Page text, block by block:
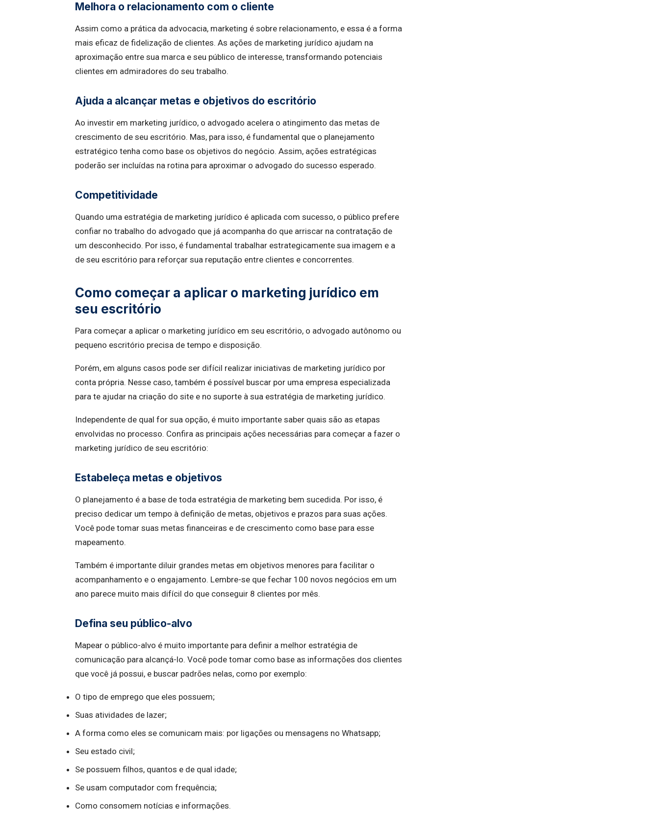
Melhora o relacionamento com o cliente
Assim como a prática da advocacia, marketing é sobre relacionamento, e essa é a forma
mais eficaz de fidelização de clientes. As ações de marketing jurídico ajudam na
aproximação entre sua marca e seu público de interesse, transformando potenciais
clientes em admiradores do seu trabalho.
Ajuda a alcançar metas e objetivos do escritório
Ao investir em marketing jurídico, o advogado acelera o atingimento das metas de
crescimento de seu escritório. Mas, para isso, é fundamental que o planejamento
estratégico tenha como base os objetivos do negócio. Assim, ações estratégicas
poderão ser incluídas na rotina para aproximar o advogado do sucesso esperado.
Competitividade
Quando uma estratégia de marketing jurídico é aplicada com sucesso, o público prefere
confiar no trabalho do advogado que já acompanha do que arriscar na contratação de
um desconhecido. Por isso, é fundamental trabalhar estrategicamente sua imagem e a
de seu escritório para reforçar sua reputação entre clientes e concorrentes.
Como começar a aplicar o marketing jurídico em
seu escritório
Para começar a aplicar o marketing jurídico em seu escritório, o advogado autônomo ou
pequeno escritório precisa de tempo e disposição.
Porém, em alguns casos pode ser difícil realizar iniciativas de marketing jurídico por
conta própria. Nesse caso, também é possível buscar por uma empresa especializada
para te ajudar na criação do site e no suporte à sua estratégia de marketing jurídico.
Independente de qual for sua opção, é muito importante saber quais são as etapas
envolvidas no processo. Confira as principais ações necessárias para começar a fazer o
marketing jurídico de seu escritório:
Estabeleça metas e objetivos
O planejamento é a base de toda estratégia de marketing bem sucedida. Por isso, é
preciso dedicar um tempo à definição de metas, objetivos e prazos para suas ações.
Você pode tomar suas metas financeiras e de crescimento como base para esse
mapeamento.
Também é importante diluir grandes metas em objetivos menores para facilitar o
acompanhamento e o engajamento. Lembre-se que fechar 100 novos negócios em um
ano parece muito mais difícil do que conseguir 8 clientes por mês.
Defina seu público-alvo
Mapear o público-alvo é muito importante para definir a melhor estratégia de
comunicação para alcançá-lo. Você pode tomar como base as informações dos clientes
que você já possui, e buscar padrões nelas, como por exemplo:
O tipo de emprego que eles possuem;
Suas atividades de lazer;
A forma como eles se comunicam mais: por ligações ou mensagens no Whatsapp;
Seu estado civil;
Se possuem filhos, quantos e de qual idade;
Se usam computador com frequência;
Como consomem notícias e informações.